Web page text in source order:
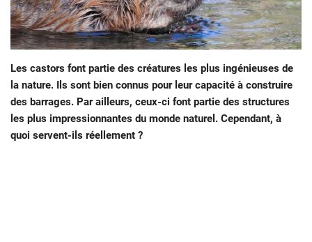
Les castors font partie des créatures les plus ingénieuses de
la nature. Ils sont bien connus pour leur capacité à construire
des barrages. Par ailleurs, ceux-ci font partie des structures
les plus impressionnantes du monde naturel. Cependant, à
quoi servent-ils réellement ?